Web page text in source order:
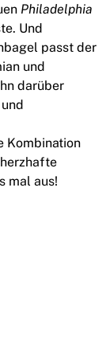
Philadelphia
Und
passt der
und
darüber
Kombination
mal aus!